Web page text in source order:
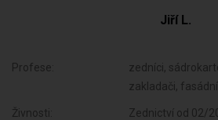
Jiří L.
Profese:
zedníci,
zakladači,
Živnosti: Zednictví od 02/